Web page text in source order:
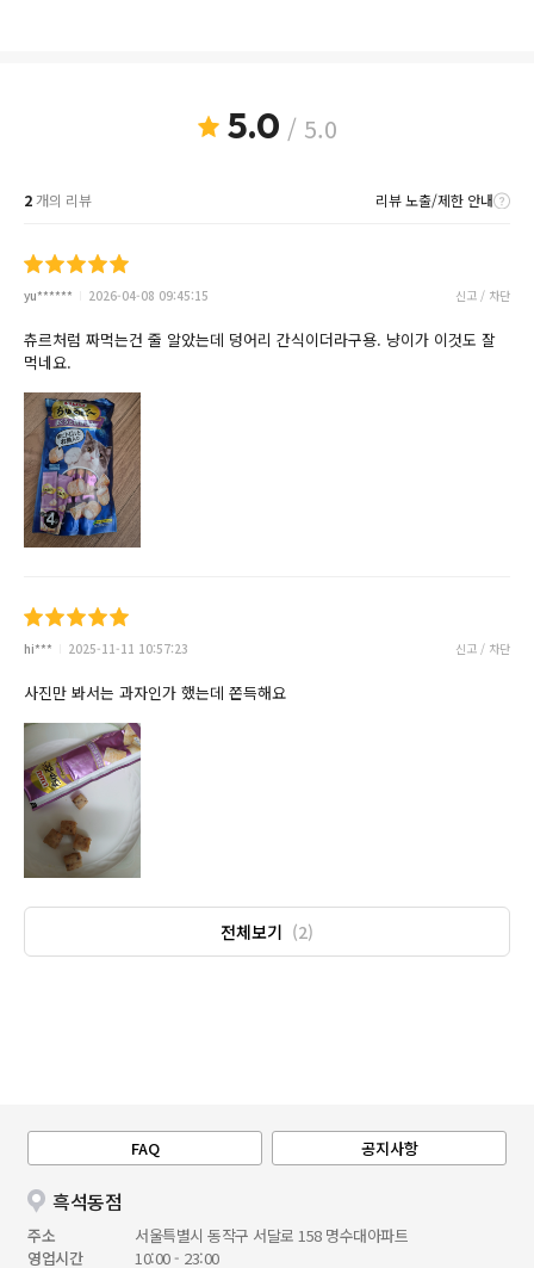
5.0 / 5.0
2개의 리뷰 리뷰 노출/제한 안내
yu****** 2026-04-08 09:45:15 신고 / 차단
츄르처럼 짜먹는건 줄 알았는데 덩어리 간식이더라구용. 냥이가 이것도 잘
먹네요.
hi*** 2025-11-11 10:57:23 신고 / 차단
사진만 봐서는 과자인가 했는데 쫀득해요
전체보기 (2)
FAQ 공지사항
흑석동점
주소
서울특별시 동작구 서달로 158 명수대아파트
영업시간
10:00 - 23:00